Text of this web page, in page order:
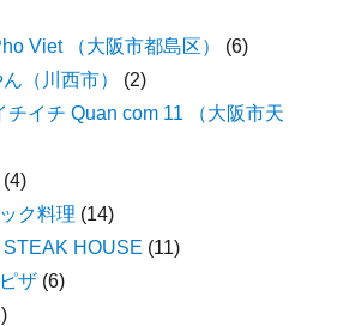
Viet （大阪市都島区）
(6)
（川西市）
(2)
チイチ Quan com 11 （大阪市天
(4)
ク料理 (14)
HOUSE (11)
ザ (6)